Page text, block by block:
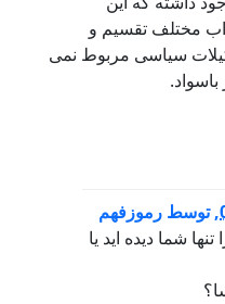
مختلف تقسیم و
سیاسی مربوط نمی
,توسط رموزفهم
شما دیده اید یا